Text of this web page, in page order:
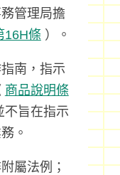
管理局擔
16H條 ）。
南，指示
商品說明條
不旨在指示
。
屬法例；